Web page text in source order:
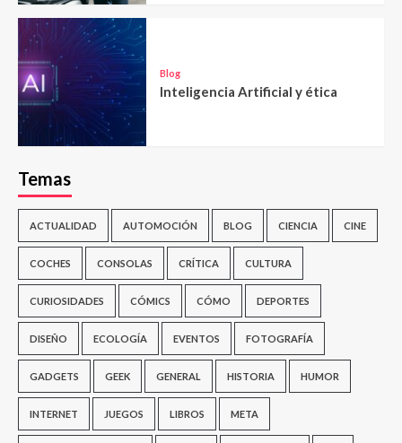
Blog
Inteligencia Artificial y ética
Temas
ACTUALIDAD AUTOMOCIÓN BLOG CIENCIA CINE
COCHES CONSOLAS CRÍTICA CULTURA
CURIOSIDADES CÓMICS CÓMO DEPORTES
DISEÑO ECOLOGÍA EVENTOS FOTOGRAFÍA
GADGETS GEEK GENERAL HISTORIA HUMOR
INTERNET JUEGOS LIBROS META